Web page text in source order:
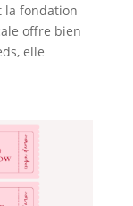
la fondation
offre bien
elle